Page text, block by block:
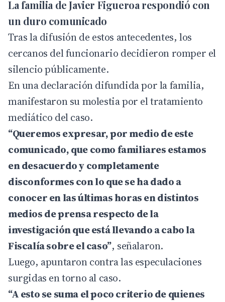
La familia de Javier Figueroa respondió con
un duro comunicado
Tras la difusión de estos antecedentes, los
cercanos del funcionario decidieron romper el
silencio públicamente.
En una declaración difundida por la familia,
manifestaron su molestia por el tratamiento
mediático del caso.
“Queremos expresar, por medio de este
comunicado, que como familiares estamos
en desacuerdo y completamente
disconformes con lo que se ha dado a
conocer en las últimas horas en distintos
medios de prensa respecto de la
investigación que está llevando a cabo la
Fiscalía sobre el caso”, señalaron.
Luego, apuntaron contra las especulaciones
surgidas en torno al caso.
“A esto se suma el poco criterio de quienes